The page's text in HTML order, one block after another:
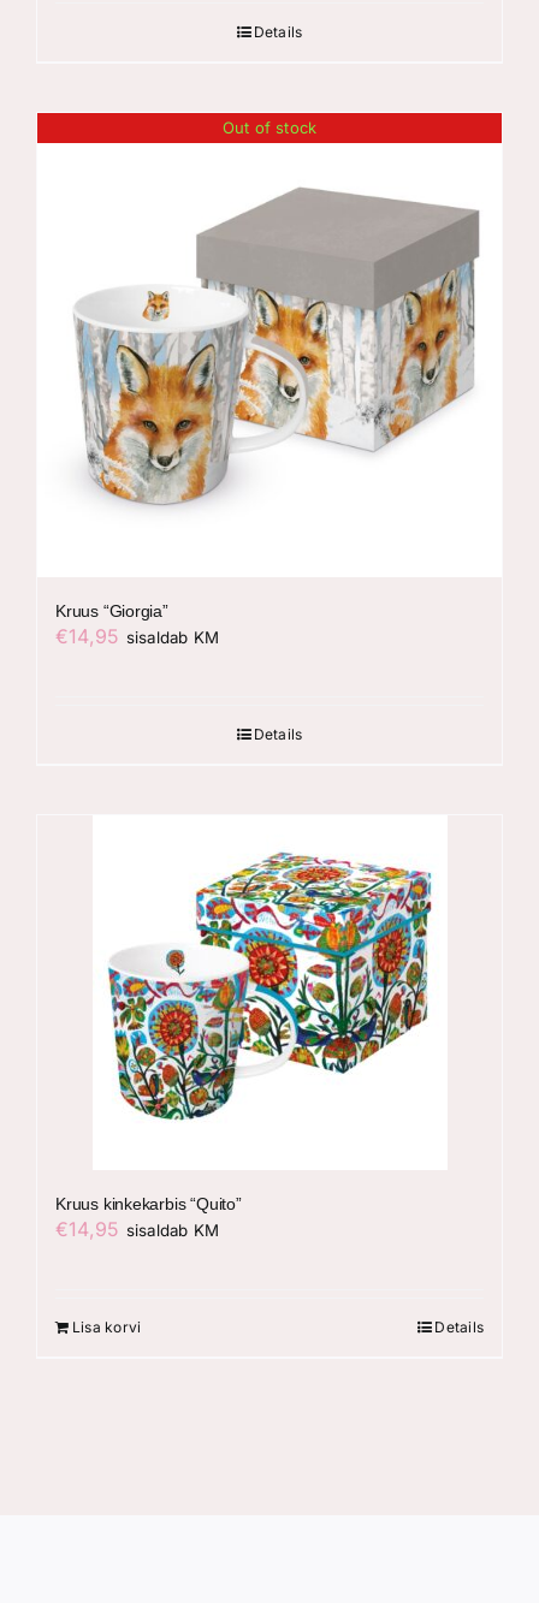
Details
Out of stock
Kruus “Giorgia”
€14,95 sisaldab KM
Details
Kruus kinkekarbis “Quito”
€14,95 sisaldab KM
Lisa korvi Details